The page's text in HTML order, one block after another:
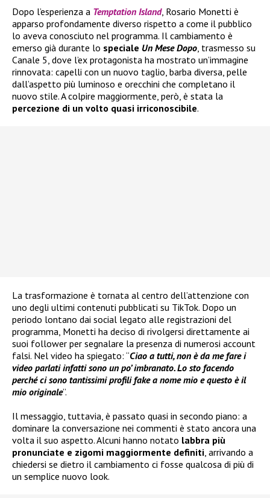
Dopo l’esperienza a Temptation Island, Rosario Monetti è
apparso profondamente diverso rispetto a come il pubblico
lo aveva conosciuto nel programma. Il cambiamento è
emerso già durante lo speciale Un Mese Dopo , trasmesso su
Canale 5, dove l’ex protagonista ha mostrato un’immagine
rinnovata: capelli con un nuovo taglio, barba diversa, pelle
dall’aspetto più luminoso e orecchini che completano il
nuovo stile. A colpire maggiormente, però, è stata la
percezione di un volto quasi irriconoscibile.
La trasformazione è tornata al centro dell’attenzione con
uno degli ultimi contenuti pubblicati su TikTok. Dopo un
periodo lontano dai social legato alle registrazioni del
programma, Monetti ha deciso di rivolgersi direttamente ai
suoi follower per segnalare la presenza di numerosi account
falsi. Nel video ha spiegato: “Ciao a tutti, non è da me fare i
video parlati infatti sono un po’ imbranato. Lo sto facendo
perché ci sono tantissimi profili fake a nome mio e questo è il
mio originale”.
Il messaggio, tuttavia, è passato quasi in secondo piano: a
dominare la conversazione nei commenti è stato ancora una
volta il suo aspetto. Alcuni hanno notato labbra più
pronunciate e zigomi maggiormente definiti , arrivando a
chiedersi se dietro il cambiamento ci fosse qualcosa di più di
un semplice nuovo look.